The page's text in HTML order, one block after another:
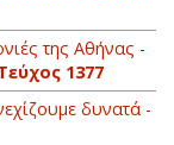
της Αθήνας -
1377
δυνατά -